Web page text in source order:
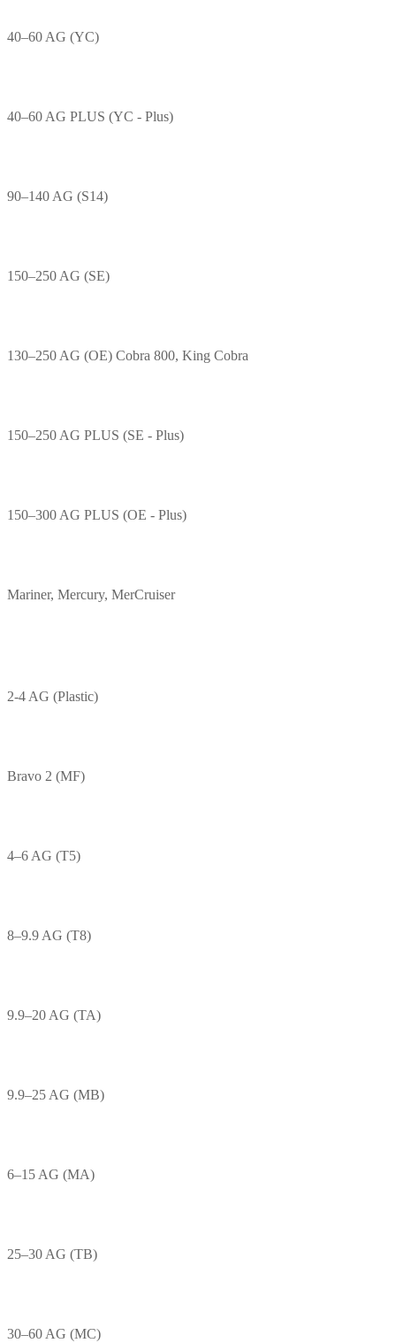
40–60 AG (YC)
40–60 AG PLUS (YC - Plus)
90–140 AG (S14)
150–250 AG (SE)
130–250 AG (OE) Cobra 800, King Cobra
150–250 AG PLUS (SE - Plus)
150–300 AG PLUS (OE - Plus)
Mariner, Mercury, MerCruiser
2-4 AG (Plastic)
Bravo 2 (MF)
4–6 AG (T5)
8–9.9 AG (T8)
9.9–20 AG (TA)
9.9–25 AG (MB)
6–15 AG (MA)
25–30 AG (TB)
30–60 AG (MC)